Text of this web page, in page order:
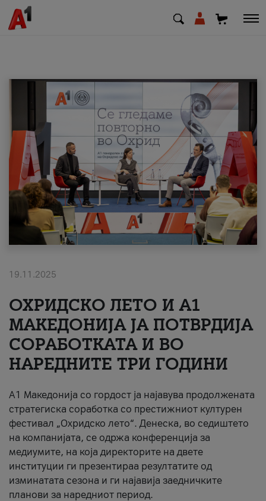
МК SQ
Приватни Деловни
Поддршка
Надополни кредит
#ПодобарОнлајн
19.11.2025
ОХРИДСКО ЛЕТО И A1
МАКЕДОНИЈА ЈА ПОТВРДИЈА
СОРАБОТКАТА И ВО
НАРЕДНИТЕ ТРИ ГОДИНИ
A1 Македонија со гордост ја најавува продолжената
стратегиска соработка со престижниот културен
фестивал „Охридско лето“. Денеска, во седиштето
на компанијата, се одржа конференција за
медиумите, на која директорите на двете
институции ги презентираа резултатите од
изминатата сезона и ги најавија заедничките
планови за наредниот период.